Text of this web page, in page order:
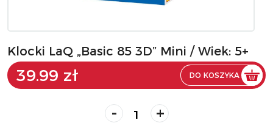
Klocki LaQ „Basic 85 3D” Mini / Wiek: 5+
39.99 zł DO KOSZYKA
- +